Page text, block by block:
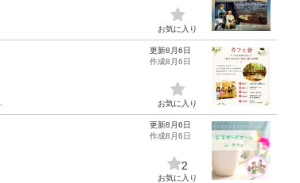
お気に入り
更新8月6日
作成8月6日
お気に入り
更新8月6日
作成8月6日
2
お気に入り